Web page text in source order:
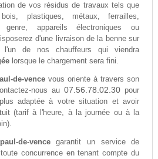
de vos résidus de travaux tels que
plastiques, métaux, ferrailles,
appareils électroniques ou
d'une livraison de la benne sur
l'un de nos chauffeurs qui viendra
lorsque le chargement sera fini.
de-vencevous oriente à travers son
nous au07.56.78.02.30 pour
adaptée à votre situation et avoir
(tarif à l'heure, à la journée ou à la
de-vencegarantit un service de
concurrence en tenant compte du